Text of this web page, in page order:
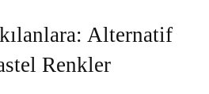
Alternatif
Renkler